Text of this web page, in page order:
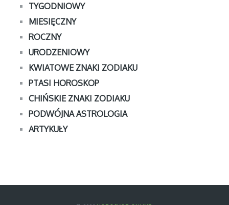
TYGODNIOWY
MIESIĘCZNY
ROCZNY
URODZENIOWY
KWIATOWE ZNAKI ZODIAKU
PTASI HOROSKOP
CHIŃSKIE ZNAKI ZODIAKU
PODWÓJNA ASTROLOGIA
ARTYKUŁY